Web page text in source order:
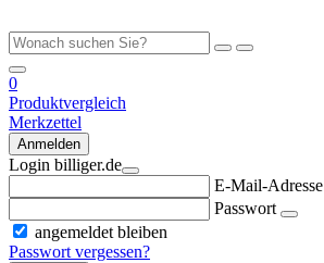
0
Produktvergleich
Merkzettel
Anmelden
Login billiger.de
E-Mail-Adresse
Passwort
angemeldet bleiben
Passwort vergessen?